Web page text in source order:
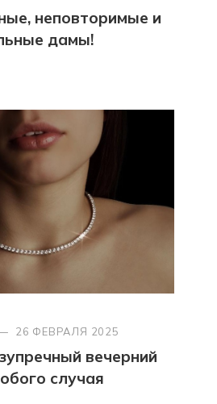
неповторимые и
дамы!
26 ФЕВРАЛЯ 2025
вечерний
случая